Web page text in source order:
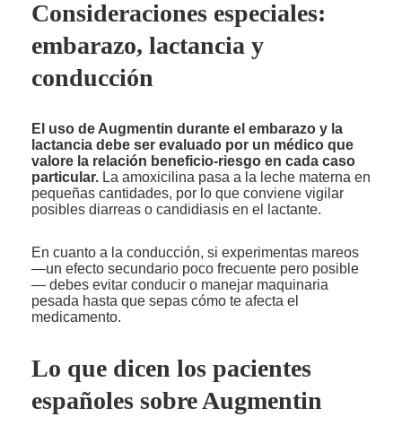
Consideraciones especiales:
embarazo, lactancia y
conducción
El uso de Augmentin durante el embarazo y la
lactancia debe ser evaluado por un médico que
valore la relación beneficio-riesgo en cada caso
particular. La amoxicilina pasa a la leche materna en
pequeñas cantidades, por lo que conviene vigilar
posibles diarreas o candidiasis en el lactante.
En cuanto a la conducción, si experimentas mareos
—un efecto secundario poco frecuente pero posible
— debes evitar conducir o manejar maquinaria
pesada hasta que sepas cómo te afecta el
medicamento.
Lo que dicen los pacientes
españoles sobre Augmentin